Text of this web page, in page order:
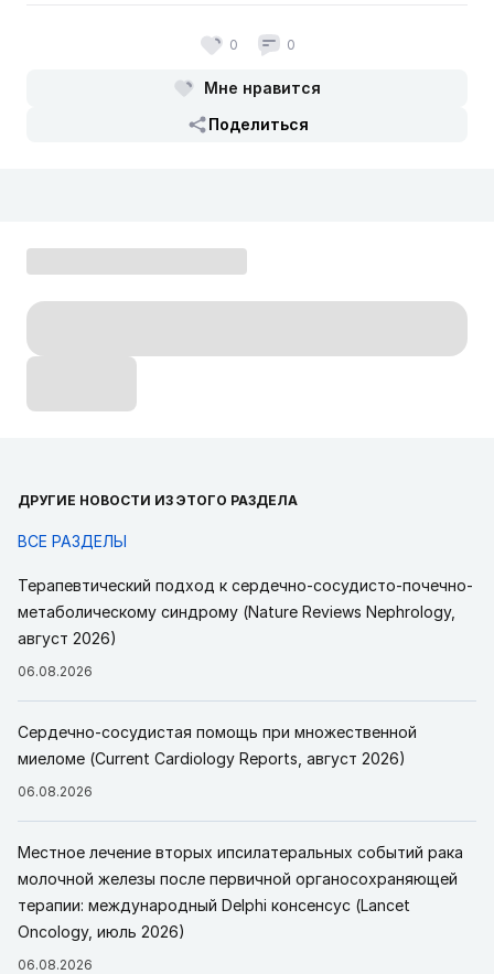
0 0
Мне нравится
Поделиться
ДРУГИЕ НОВОСТИ ИЗ ЭТОГО РАЗДЕЛА
ВСЕ РАЗДЕЛЫ
Терапевтический подход к сердечно-сосудисто-почечно-
метаболическому синдрому (Nature Reviews Nephrology,
август 2026)
06.08.2026
Сердечно-сосудистая помощь при множественной
миеломе (Current Cardiology Reports, август 2026)
06.08.2026
Местное лечение вторых ипсилатеральных событий рака
молочной железы после первичной органосохраняющей
терапии: международный Delphi консенсус (Lancet
Oncology, июль 2026)
06.08.2026